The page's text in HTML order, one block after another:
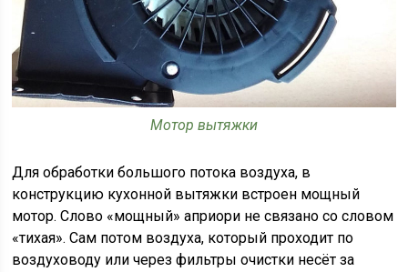
Мотор вытяжки
Для обработки большого потока воздуха, в
конструкцию кухонной вытяжки встроен мощный
мотор. Слово «мощный» априори не связано со словом
«тихая». Сам потом воздуха, который проходит по
воздуховоду или через фильтры очистки несёт за